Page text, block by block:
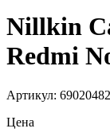
Nillkin
Redmi
Артикул:
Цена